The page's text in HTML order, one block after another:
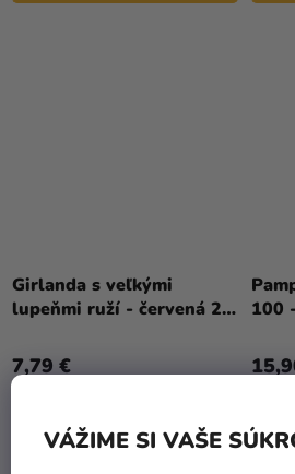
VÁŽIME SI VAŠE
Girlanda s veľkými
lupeňmi ruží - červená 28
7,79 €
100